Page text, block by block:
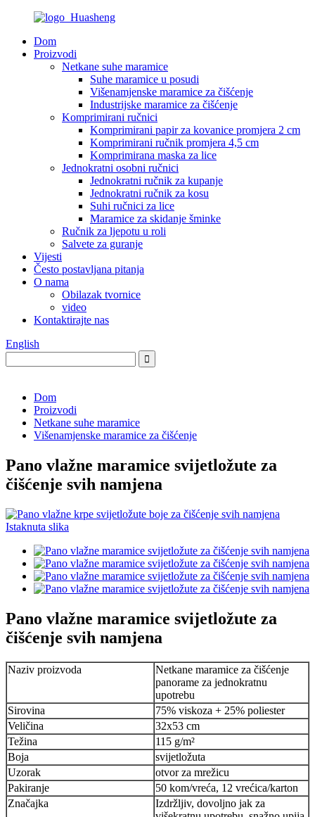
Dom
Proizvodi
Netkane suhe maramice
Suhe maramice u posudi
Višenamjenske maramice za čišćenje
Industrijske maramice za čišćenje
Komprimirani ručnici
Komprimirani papir za kovanice promjera 2 cm
Komprimirani ručnik promjera 4,5 cm
Komprimirana maska ​​za lice
Jednokratni osobni ručnici
Jednokratni ručnik za kupanje
Jednokratni ručnik za kosu
Suhi ručnici za lice
Maramice za skidanje šminke
Ručnik za ljepotu u roli
Salvete za guranje
Vijesti
Često postavljana pitanja
O nama
Obilazak tvornice
video
Kontaktirajte nas
English
Dom
Proizvodi
Netkane suhe maramice
Višenamjenske maramice za čišćenje
Pano vlažne maramice svijetložute za
čišćenje svih namjena
Pano vlažne maramice svijetložute za
čišćenje svih namjena
Naziv proizvoda
Netkane maramice za čišćenje
panorame za jednokratnu
upotrebu
Sirovina
75% viskoza + 25% poliester
Veličina
32x53 cm
Težina
115 g/m²
Boja
svijetložuta
Uzorak
otvor za mrežicu
Pakiranje
50 kom/vreća, 12 vrećica/karton
Značajka
Izdržljiv, dovoljno jak za